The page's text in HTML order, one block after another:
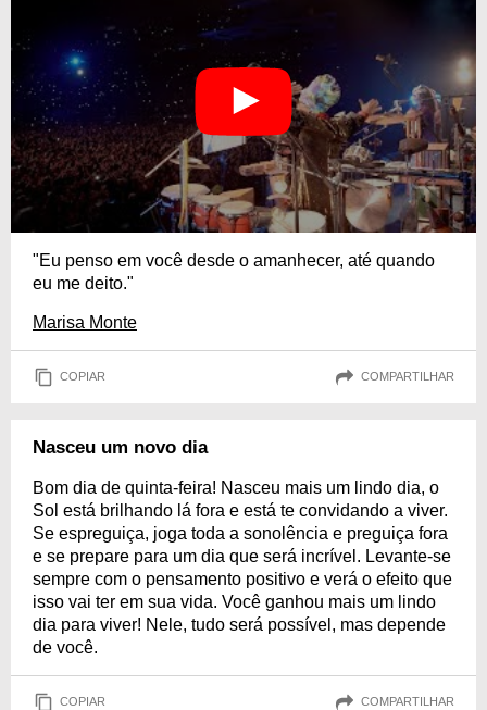
"Eu penso em você desde o amanhecer, até quando
eu me deito."
Marisa Monte
COPIAR COMPARTILHAR
Nasceu um novo dia
Bom dia de quinta-feira! Nasceu mais um lindo dia, o
Sol está brilhando lá fora e está te convidando a viver.
Se espreguiça, joga toda a sonolência e preguiça fora
e se prepare para um dia que será incrível. Levante-se
sempre com o pensamento positivo e verá o efeito que
isso vai ter em sua vida. Você ganhou mais um lindo
dia para viver! Nele, tudo será possível, mas depende
de você.
COPIAR COMPARTILHAR